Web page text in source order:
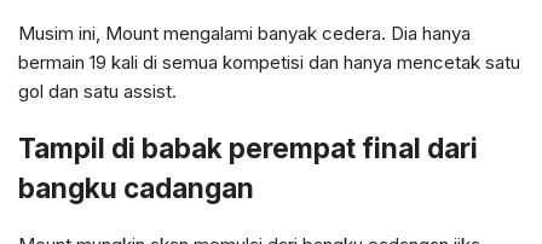
Musim ini, Mount mengalami banyak cedera. Dia hanya
bermain 19 kali di semua kompetisi dan hanya mencetak satu
gol dan satu assist.
Tampil di babak perempat final dari
bangku cadangan